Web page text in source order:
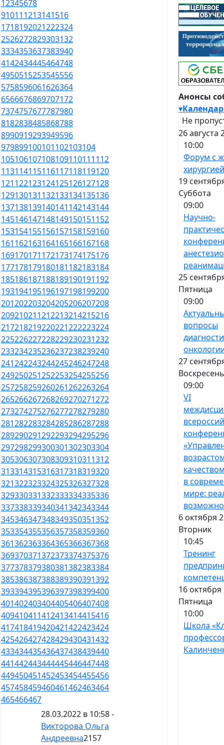
12345678
910111213141516
1718192021222324
2526272829303132
3334353637383940
4142434445464748
4950515253545556
5758596061626364
6566676869707172
7374757677787980
8182838485868788
8990919293949596
979899100101102103104
105106107108109110111112
113114115116117118119120
121122123124125126127128
129130131132133134135136
137138139140141142143144
145146147148149150151152
153154155156157158159160
161162163164165166167168
169170171172173174175176
177178179180181182183184
185186187188189190191192
193194195196197198199200
201202203204205206207208
209210211212213214215216
217218219220221222223224
225226227228229230231232
233234235236237238239240
241242243244245246247248
249250251252253254255256
257258259260261262263264
265266267268269270271272
273274275276277278279280
281282283284285286287288
289290291292293294295296
297298299300301302303304
305306307308309310311312
313314315316317318319320
321322323324325326327328
329330331332333334335336
337338339340341342343344
345346347348349350351352
353354355356357358359360
361362363364365366367368
369370371372373374375376
377378379380381382383384
385386387388389390391392
393394395396397398399400
401402403404405406407408
409410411412413414415416
417418419420421422423424
425426427428429430431432
433434435436437438439440
441442443444445446447448
449450451452453454455456
457458459460461462463464
465466467
28.03.2022 в 10:58 -
Викторова Ольга
Андреевна2157
Анонсы
▾
Не
26 августа
10:00
Форум с
хирургией
19
Суббота
09:00
Научно-
25
Пятница
09:00
вопросы
27
09:00
VI
в
мире:
6 октября
Вторник
10:45
Тренинг
16 октября
Пятница
10:00
Школа